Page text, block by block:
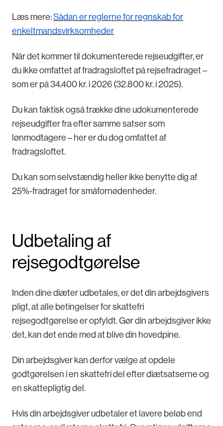
Læs mere:Sådan er reglerne for regnskab for
enkeltmandsvirksomheder
Når det kommer til dokumenterede rejseudgifter, er
du ikke omfattet af fradragsloftet på rejsefradraget –
som er på 34.400 kr. i 2026 (32.800 kr. i 2025).
Du kan faktisk også trække dine udokumenterede
rejseudgifter fra efter samme satser som
lønmodtagere – her er du dog omfattet af
fradragsloftet.
Du kan som selvstændig heller ikke benytte dig af
25%-fradraget for småfornødenheder.
Udbetaling af
rejsegodtgørelse
Inden dine diæter udbetales, er det din arbejdsgivers
pligt, at alle betingelser for skattefri
rejsegodtgørelse er opfyldt. Gør din arbejdsgiver ikke
det, kan det ende med at blive din hovedpine.
Din arbejdsgiver kan derfor vælge at opdele
godtgørelsen i en skattefri del efter diætsatserne og
en skattepligtig del.
Hvis din arbejdsgiver udbetaler et lavere beløb end